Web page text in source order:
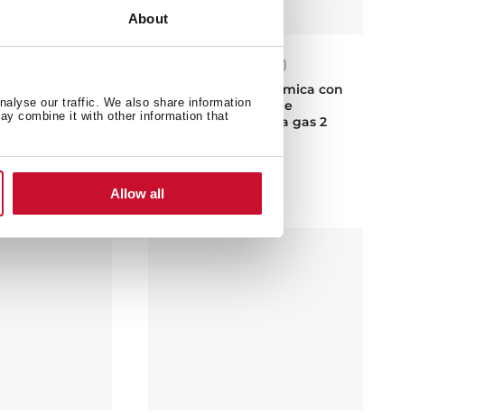
About
our traffic. We also share information
combine it with other information that
Allow all
zonas de
JZC 96342 BBB (CL)
Encimera Vitrocerámica con
quemadores a gas e
inducción 4 zonas a gas 2